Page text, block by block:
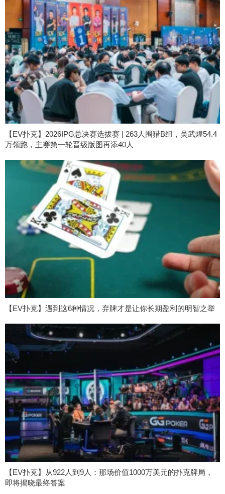
【EV扑克】2026IPG总决赛选拔赛 | 263人围猎B组，吴武煌54.4
万领跑，主赛第一轮晋级版图再添40人
【EV扑克】遇到这6种情况，弃牌才是让你长期盈利的明智之举
【EV扑克】从922人到9人：那场价值1000万美元的扑克牌局，
即将揭晓最终答案